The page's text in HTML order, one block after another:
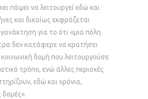
πάψει να λειτουργεί εδώ και
και δικαίως εκφράζεται
για το ότι «μια πόλη
δεν κατάφερε να κρατήσει
κοινωνική δομή που λειτουργούσε
τρόπο, ενώ άλλες περιοχές
εδώ και χρόνια,
δομές».